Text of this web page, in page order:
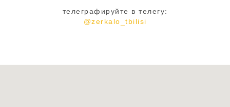
телеграфируйте в телегу:
@zerkalo_tbilisi